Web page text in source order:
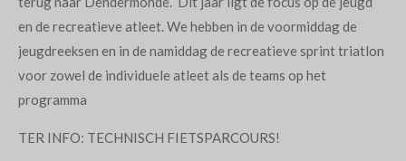
en de recreatieve atleet. We hebben in de voormiddag de
jeugdreeksen en in de namiddag de recreatieve sprint triatlon
voor zowel de individuele atleet als de teams op het
programma
TER INFO: TECHNISCH FIETSPARCOURS!